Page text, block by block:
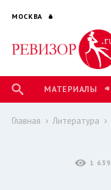
МОСКВА
МАТЕРИАЛЫ
Главная Литература
1 639